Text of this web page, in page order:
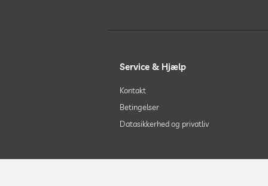
Service & Hjælp
Kontakt
Betingelser
Datasikkerhed og privatliv